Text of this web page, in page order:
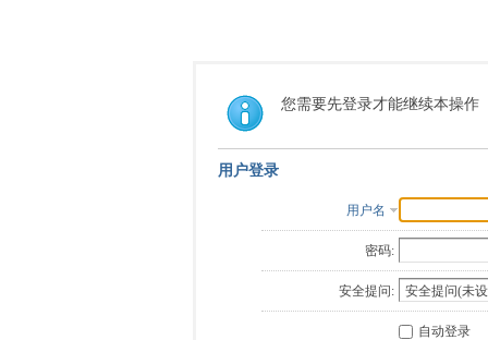
您需要先登录才能继续本操作
用户登录
用户名
密码:
安全提问:
自动登录